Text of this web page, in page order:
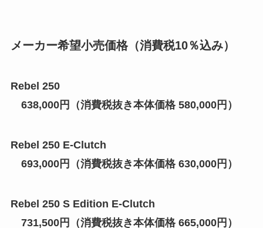
メーカー希望小売価格（消費税10％込み）
Rebel 250
638,000円（消費税抜き本体価格 580,000円）
Rebel 250 E-Clutch
693,000円（消費税抜き本体価格 630,000円）
Rebel 250 S Edition E-Clutch
731,500円（消費税抜き本体価格 665,000円）